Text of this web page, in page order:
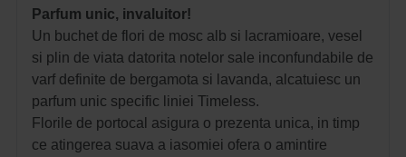
Parfum unic, invaluitor!
Un buchet de flori de mosc alb si lacramioare, vesel
si plin de viata datorita notelor sale inconfundabile de
varf definite de bergamota si lavanda, alcatuiesc un
parfum unic specific liniei Timeless.
Florile de portocal asigura o prezenta unica, in timp
ce atingerea suava a iasomiei ofera o amintire